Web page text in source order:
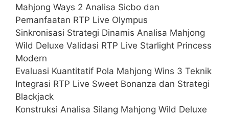
Mahjong Ways 2 Analisa Sicbo dan
Pemanfaatan RTP Live Olympus
Sinkronisasi Strategi Dinamis Analisa Mahjong
Wild Deluxe Validasi RTP Live Starlight Princess
Modern
Evaluasi Kuantitatif Pola Mahjong Wins 3 Teknik
Integrasi RTP Live Sweet Bonanza dan Strategi
Blackjack
Konstruksi Analisa Silang Mahjong Wild Deluxe